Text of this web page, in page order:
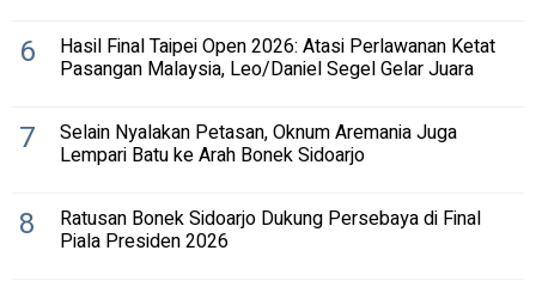
6 Hasil Final Taipei Open 2026: Atasi Perlawanan Ketat
Pasangan Malaysia, Leo/Daniel Segel Gelar Juara
7 Selain Nyalakan Petasan, Oknum Aremania Juga
Lempari Batu ke Arah Bonek Sidoarjo
8 Ratusan Bonek Sidoarjo Dukung Persebaya di Final
Piala Presiden 2026